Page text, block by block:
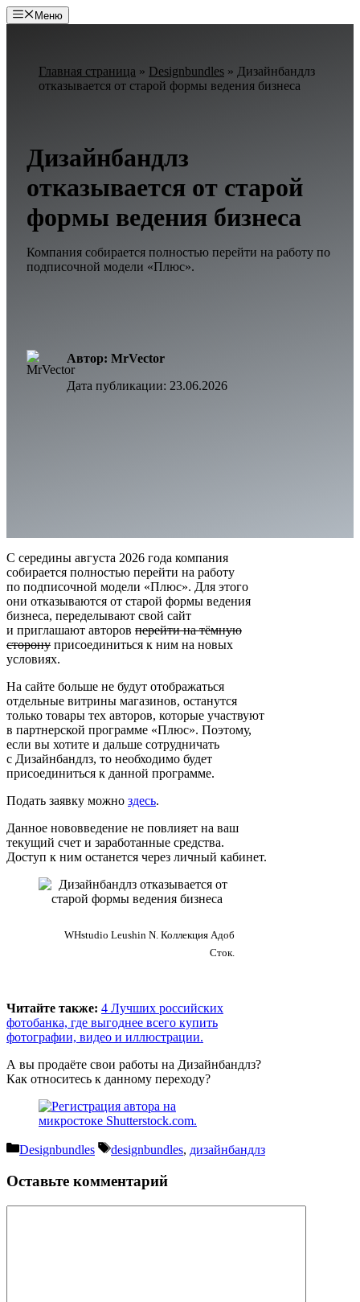
Перейти
к
Меню
Главная страница » Designbundles » Дизайнбандлз
отказывается от старой формы ведения бизнеса
Дизайнбандлз
отказывается от старой
формы ведения бизнеса
Компания собирается полностью перейти на работу по
подписочной модели «Плюс».
Автор: MrVector
Дата публикации: 23.06.2026
С середины августа 2026 года компания
собирается полностью перейти на работу
по подписочной модели «Плюс». Для этого
они отказываются от старой формы ведения
бизнеса, переделывают свой сайт
и приглашают авторов перейти на тёмную
сторону присоединиться к ним на новых
условиях.
На сайте больше не будут отображаться
отдельные витрины магазинов, останутся
только товары тех авторов, которые участвуют
в партнерской программе «Плюс». Поэтому,
если вы хотите и дальше сотрудничать
с Дизайнбандлз, то необходимо будет
присоединиться к данной программе.
Подать заявку можно здесь.
Данное нововведение не повлияет на ваш
текущий счет и заработанные средства.
Доступ к ним останется через личный кабинет.
WHstudio Leushin N. Коллекция Адоб
Сток.
Читайте также: 4 Лучших российских
фотобанка, где выгоднее всего купить
фотографии, видео и иллюстрации.
А вы продаёте свои работы на Дизайнбандлз?
Как относитесь к данному переходу?
Рубрики
Designbundles Метки
designbundles, дизайнбандлз
Оставьте комментарий